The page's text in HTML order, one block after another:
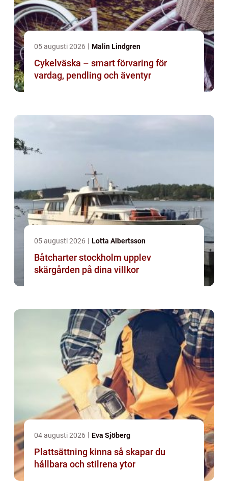
05 augusti 2026 Malin Lindgren
Cykelväska – smart förvaring för
vardag, pendling och äventyr
05 augusti 2026 Lotta Albertsson
Båtcharter stockholm upplev
skärgården på dina villkor
04 augusti 2026 Eva Sjöberg
Plattsättning kinna så skapar du
hållbara och stilrena ytor